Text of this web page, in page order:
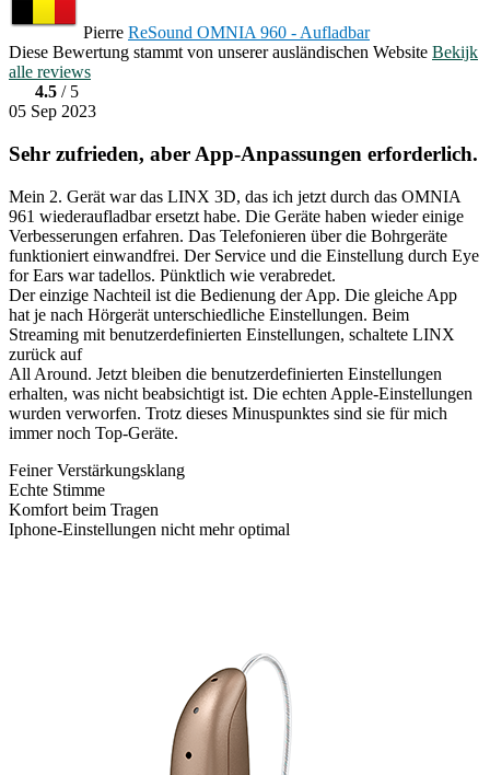
Pierre ReSound OMNIA 960 - Aufladbar
Diese Bewertung stammt von unserer ausländischen Website Bekijk
alle reviews
4.5 / 5
05 Sep 2023
Sehr zufrieden, aber App-Anpassungen erforderlich.
Mein 2. Gerät war das LINX 3D, das ich jetzt durch das OMNIA
961 wiederaufladbar ersetzt habe. Die Geräte haben wieder einige
Verbesserungen erfahren. Das Telefonieren über die Bohrgeräte
funktioniert einwandfrei. Der Service und die Einstellung durch Eye
for Ears war tadellos. Pünktlich wie verabredet.
Der einzige Nachteil ist die Bedienung der App. Die gleiche App
hat je nach Hörgerät unterschiedliche Einstellungen. Beim
Streaming mit benutzerdefinierten Einstellungen, schaltete LINX
zurück auf
All Around. Jetzt bleiben die benutzerdefinierten Einstellungen
erhalten, was nicht beabsichtigt ist. Die echten Apple-Einstellungen
wurden verworfen. Trotz dieses Minuspunktes sind sie für mich
immer noch Top-Geräte.
Feiner Verstärkungsklang
Echte Stimme
Komfort beim Tragen
Iphone-Einstellungen nicht mehr optimal